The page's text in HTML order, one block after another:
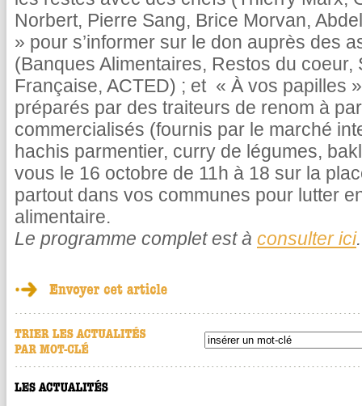
Norbert, Pierre Sang, Brice Morvan,
» pour s’informer sur le don auprès des
(Banques Alimentaires, Restos du
Française, ACTED) ; et « À vos papilles
préparés par des traiteurs de renom à
commercialisés (fournis par le marché
hachis parmentier, curry de légumes,
vous le 16 octobre de 11h à 18 sur la
partout dans vos communes pour lutter
alimentaire.
Le programme complet est à consulter ici.